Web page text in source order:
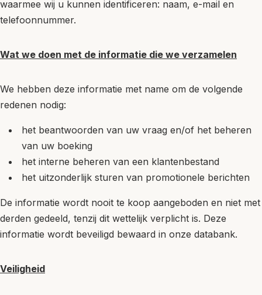
waarmee wij u kunnen identificeren: naam, e-mail en
telefoonnummer.
Wat we doen met de informatie die we verzamelen
We hebben deze informatie met name om de volgende
redenen nodig:
het beantwoorden van uw vraag en/of het beheren
van uw boeking
het interne beheren van een klantenbestand
het uitzonderlijk sturen van promotionele berichten
De informatie wordt nooit te koop aangeboden en niet met
derden gedeeld, tenzij dit wettelijk verplicht is. Deze
informatie wordt beveiligd bewaard in onze databank.
Veiligheid